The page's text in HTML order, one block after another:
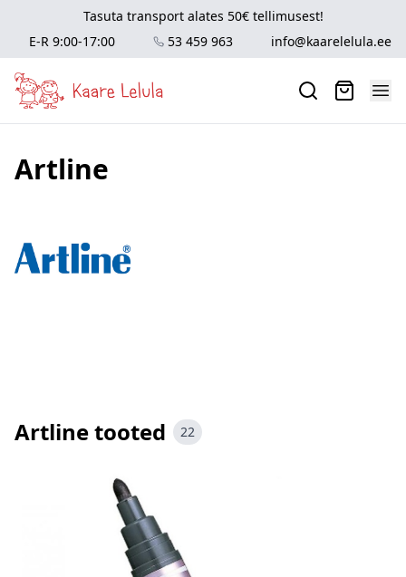
Tasuta transport alates 50€ tellimusest!
E-R 9:00-17:00
53 459 963 info@kaarelelula.ee
Artline
Artline tooted 22